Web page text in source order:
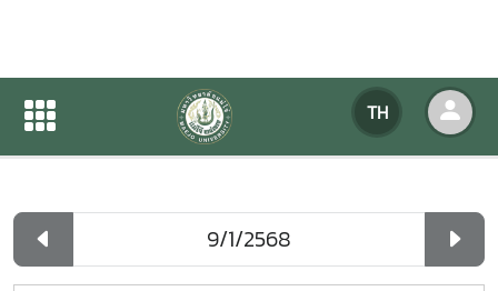
TH
ปฏิทินกิจกรรมของหน่วยงาน
ปฏิทินกิจกรรมของหน่วยงาน